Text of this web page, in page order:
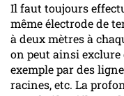
Il faut toujours
même électrode de
à deux mètres à
on peut ainsi
exemple par des
racines, etc. La